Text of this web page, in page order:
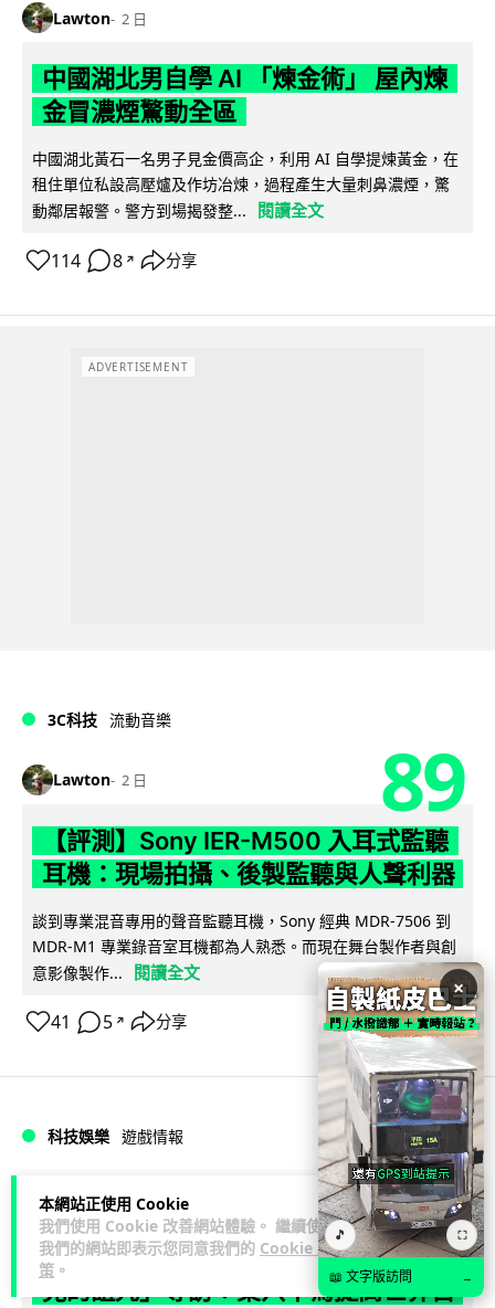
本網站正使用 Cookie
我們使用 Cookie 改善網站體驗。 繼續使用
我們的網站即表示您同意我們的 Cookie 政
策 。
Lawton 2 日
中國湖北男自學 AI 「煉金術」 屋內煉
金冒濃煙驚動全區
中國湖北黃石一名男子見金價高企，利用 AI 自學提煉黃金，在
租住單位私設高壓爐及作坊冶煉，過程產生大量刺鼻濃煙，驚
動鄰居報警。警方到場揭發整...
閱讀全文
114 8 ↗ 分享
ADVERTISEMENT
3C科技 流動音樂
Lawton 2 日 89
【評測】Sony IER-M500 入耳式監聽
耳機：現場拍攝、後製監聽與人聲利器
談到專業混音專用的聲音監聽耳機，Sony 經典 MDR-7506 到
MDR-M1 專業錄音室耳機都為人熟悉。而現在舞台製作者與創
意影像製作...
閱讀全文
41 5 ↗ 分享
科技娛樂 遊戲情報
天恩 2 日
《魔獸世界：至暗之夜》12.1 「烏拉特
克的詛咒」專訪：巢穴不為提高世界首
×
🎵 ⛶
📖 文字版訪問 →